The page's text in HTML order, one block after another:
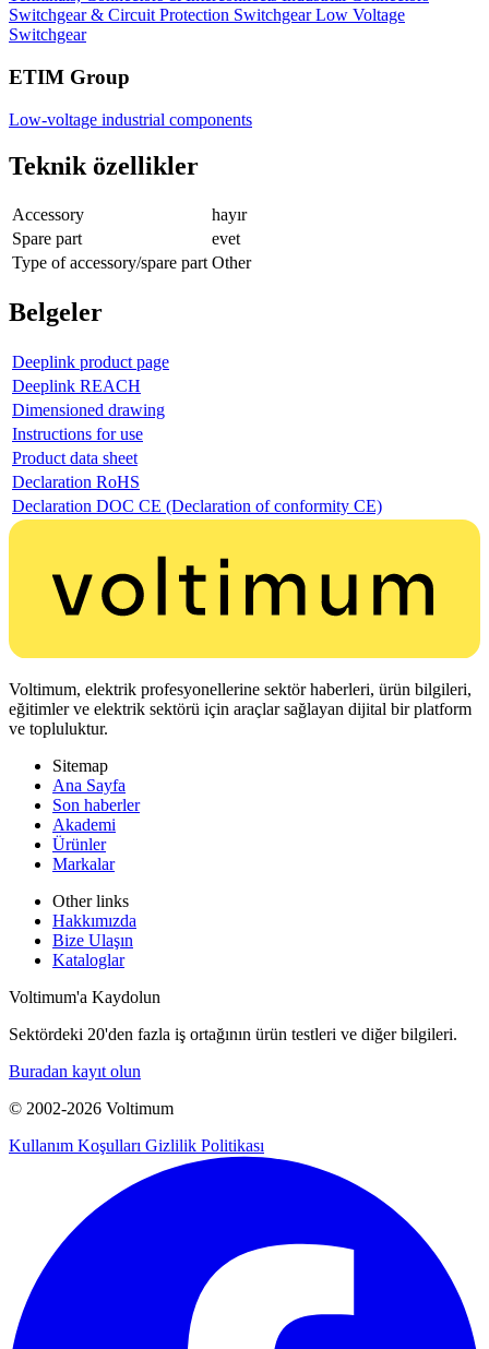
Switchgear & Circuit Protection SwitchgearLow Voltage
Switchgear
ETIM Group
Low-voltage industrial components
Teknik özellikler
Accessory
hayır
Spare part
evet
Type of accessory/spare part Other
Belgeler
Deeplink product page
Deeplink REACH
Dimensioned drawing
Instructions for use
Product data sheet
Declaration RoHS
Declaration DOC CE (Declaration of conformity CE)
Voltimum, elektrik profesyonellerine sektör haberleri, ürün bilgileri,
eğitimler ve elektrik sektörü için araçlar sağlayan dijital bir platform
ve topluluktur.
Sitemap
Ana Sayfa
Son haberler
Akademi
Ürünler
Markalar
Other links
Hakkımızda
Bize Ulaşın
Kataloglar
Voltimum'a Kaydolun
Sektördeki 20'den fazla iş ortağının ürün testleri ve diğer bilgileri.
Buradan kayıt olun
© 2002-2026 Voltimum
Kullanım Koşulları Gizlilik Politikası